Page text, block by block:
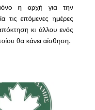
η αρχή για την
τις επόμενες ημέρες
κι άλλου ενός
θα κάνει αίσθηση.